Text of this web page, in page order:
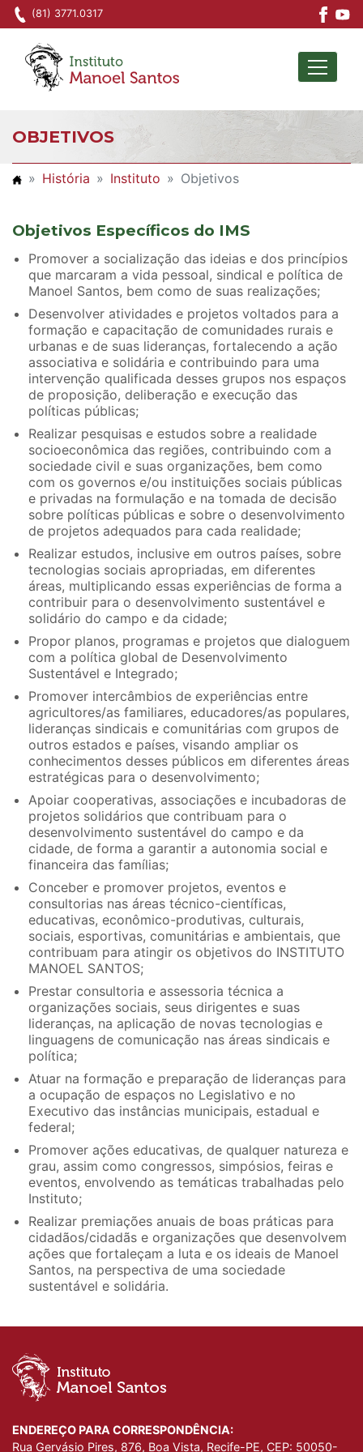
(81) 3771.0317
OBJETIVOS
História Instituto Objetivos
Objetivos Específicos do IMS
Promover a socialização das ideias e dos princípios
que marcaram a vida pessoal, sindical e política de
Manoel Santos, bem como de suas realizações;
Desenvolver atividades e projetos voltados para a
formação e capacitação de comunidades rurais e
urbanas e de suas lideranças, fortalecendo a ação
associativa e solidária e contribuindo para uma
intervenção qualificada desses grupos nos espaços
de proposição, deliberação e execução das
políticas públicas;
Realizar pesquisas e estudos sobre a realidade
socioeconômica das regiões, contribuindo com a
sociedade civil e suas organizações, bem como
com os governos e/ou instituições sociais públicas
e privadas na formulação e na tomada de decisão
sobre políticas públicas e sobre o desenvolvimento
de projetos adequados para cada realidade;
Realizar estudos, inclusive em outros países, sobre
tecnologias sociais apropriadas, em diferentes
áreas, multiplicando essas experiências de forma a
contribuir para o desenvolvimento sustentável e
solidário do campo e da cidade;
Propor planos, programas e projetos que dialoguem
com a política global de Desenvolvimento
Sustentável e Integrado;
Promover intercâmbios de experiências entre
agricultores/as familiares, educadores/as populares,
lideranças sindicais e comunitárias com grupos de
outros estados e países, visando ampliar os
conhecimentos desses públicos em diferentes áreas
estratégicas para o desenvolvimento;
Apoiar cooperativas, associações e incubadoras de
projetos solidários que contribuam para o
desenvolvimento sustentável do campo e da
cidade, de forma a garantir a autonomia social e
financeira das famílias;
Conceber e promover projetos, eventos e
consultorias nas áreas técnico-científicas,
educativas, econômico-produtivas, culturais,
sociais, esportivas, comunitárias e ambientais, que
contribuam para atingir os objetivos do INSTITUTO
MANOEL SANTOS;
Prestar consultoria e assessoria técnica a
organizações sociais, seus dirigentes e suas
lideranças, na aplicação de novas tecnologias e
linguagens de comunicação nas áreas sindicais e
política;
Atuar na formação e preparação de lideranças para
a ocupação de espaços no Legislativo e no
Executivo das instâncias municipais, estadual e
federal;
Promover ações educativas, de qualquer natureza e
grau, assim como congressos, simpósios, feiras e
eventos, envolvendo as temáticas trabalhadas pelo
Instituto;
Realizar premiações anuais de boas práticas para
cidadãos/cidadãs e organizações que desenvolvem
ações que fortaleçam a luta e os ideais de Manoel
Santos, na perspectiva de uma sociedade
sustentável e solidária.
ENDEREÇO PARA CORRESPONDÊNCIA:
Rua Gervásio Pires, 876, Boa Vista, Recife-PE, CEP: 50050-